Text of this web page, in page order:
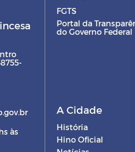
às
FGTS
Portal da
do Governo Federal
A Cidade
História
Hino Oficial